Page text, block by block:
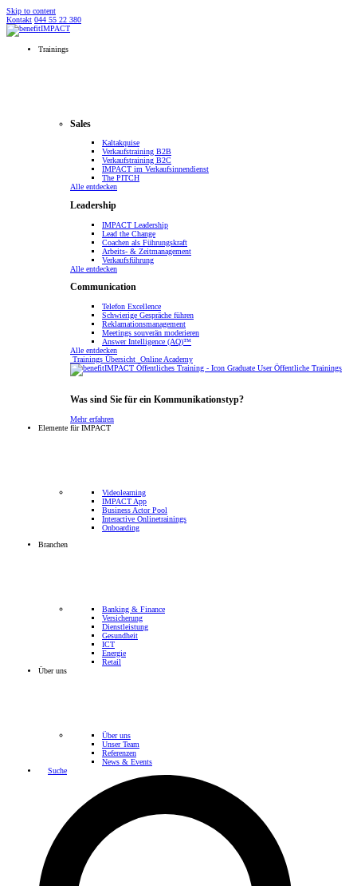
Skip to content
Kontakt 044 55 22 380
Trainings
Sales
Kaltakquise
Verkaufstraining B2B
Verkaufstraining B2C
IMPACT im Verkaufsinnendienst
The PITCH
Alle entdecken
Leadership
IMPACT Leadership
Lead the Change
Coachen als Führungskraft
Arbeits- & Zeitmanagement
Verkaufsführung
Alle entdecken
Communication
Telefon Excellence
Schwierige Gespräche führen
Reklamationsmanagement
Meetings souverän moderieren
Answer Intelligence (AQ)™
Alle entdecken
Trainings Übersicht Online Academy
Öffentliche Trainings
Was sind Sie für ein Kommunikationstyp?
Mehr erfahren
Elemente für IMPACT
Videolearning
IMPACT App
Business Actor Pool
Interactive Onlinetrainings
Onboarding
Branchen
Banking & Finance
Versicherung
Dienstleistung
Gesundheit
ICT
Energie
Retail
Über uns
Über uns
Unser Team
Referenzen
News & Events
Suche